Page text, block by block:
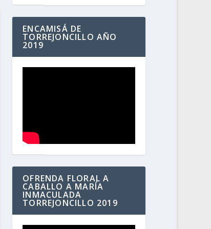
ENCAMISÁ DE
TORREJONCILLO AÑO
2019
OFRENDA FLORAL A
CABALLO A MARÍA
INMACULADA
TORREJONCILLO 2019